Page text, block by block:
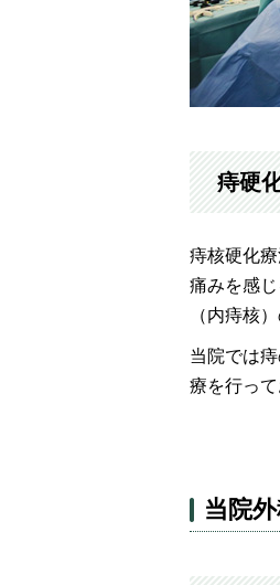
痔硬
痔核硬化
痛みを感
（内痔核
当院では
療を行って
当院